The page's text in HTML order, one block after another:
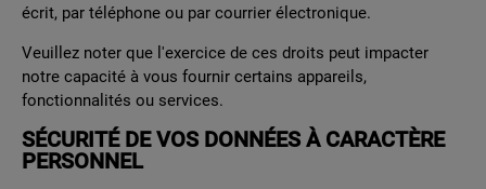
écrit, par téléphone ou par courrier électronique.
Veuillez noter que l'exercice de ces droits peut impacter
notre capacité à vous fournir certains appareils,
fonctionnalités ou services.
SÉCURITÉ DE VOS DONNÉES À CARACTÈRE
PERSONNEL